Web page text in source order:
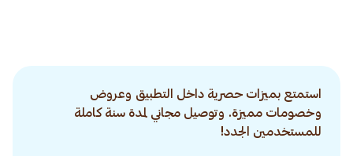
استمتع بميزات حصرية داخل التطبيق وعروض
وخصومات مميزة. وتوصيل مجاني لمدة سنة كاملة
للمستخدمين الجدد!